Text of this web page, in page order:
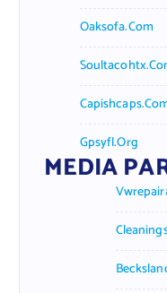
Oaksofa.com
Gpsyfl.org
MEDIA